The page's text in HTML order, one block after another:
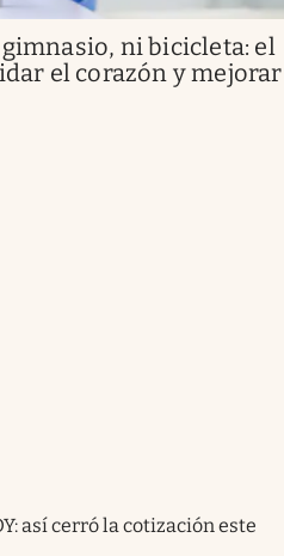
ni bicicleta: el
el corazón y mejorar
así cerró la cotización este